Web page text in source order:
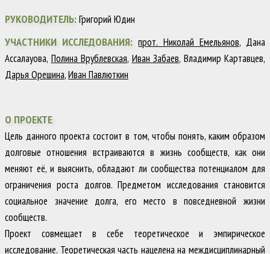
РУКОВОДИТЕЛЬ:Григорий Юдин
УЧАСТНИКИ ИССЛЕДОВАНИЯ: прот. Николай Емельянов, Дана
Ассалауова, Полина Врублевская, Иван Забаев, Владимир Картавцев,
Дарья Орешина,Иван Павлюткин
О ПРОЕКТЕ
Цель данного проекта состоит в том, чтобы понять, каким образом
долговые отношения встраиваются в жизнь сообществ, как они
меняют её, и выяснить, обладают ли сообщества потенциалом для
ограничения роста долгов. Предметом исследования становится
социальное значение долга, его место в повседневной жизни
сообществ.
Проект совмещает в себе теоретическое и эмпирическое
исследование. Теоретическая часть нацелена на междисциплинарный